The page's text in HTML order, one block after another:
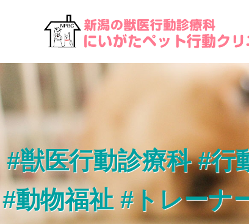
#獣医行動診療科 #行
#動物福祉 #トレーナ